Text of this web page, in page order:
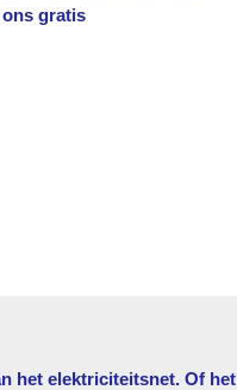
gratis
het elektriciteitsnet. Of het